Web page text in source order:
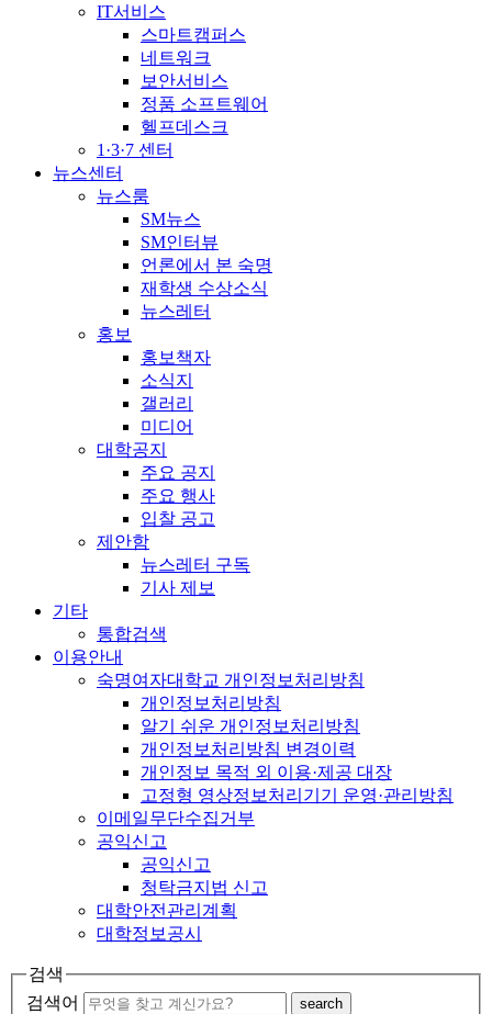
IT서비스
스마트캠퍼스
네트워크
보안서비스
정품 소프트웨어
헬프데스크
1·3·7 센터
뉴스센터
뉴스룸
SM뉴스
SM인터뷰
언론에서 본 숙명
재학생 수상소식
뉴스레터
홍보
홍보책자
소식지
갤러리
미디어
대학공지
주요 공지
주요 행사
입찰 공고
제안함
뉴스레터 구독
기사 제보
기타
통합검색
이용안내
숙명여자대학교 개인정보처리방침
개인정보처리방침
알기 쉬운 개인정보처리방침
개인정보처리방침 변경이력
개인정보 목적 외 이용·제공 대장
고정형 영상정보처리기기 운영·관리방침
이메일무단수집거부
공익신고
공익신고
청탁금지법 신고
대학안전관리계획
대학정보공시
검색
검색어
search